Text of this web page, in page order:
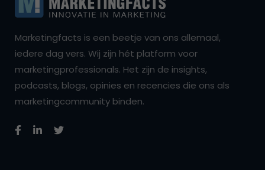
Marketingfacts is een beetje van ons allemaal,
iedere dag vers. Wij zijn hét platform voor
marketingprofessionals. Het zijn de insights,
podcasts, blogs, opinies en recencies die ons als
marketingcommunity binden.